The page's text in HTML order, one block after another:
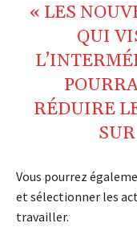
« LES
QUI
RÉDUIRE
Vous pourrez
et sélectionner les
travailler.